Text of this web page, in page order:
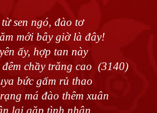
sen ngó, đào tơ
mới bây giờ là đây!
ấy, hợp tan này
chầy trăng cao (3140)
bức gấm rủ thao
má đào thêm xuân
lại gặp tình nhân